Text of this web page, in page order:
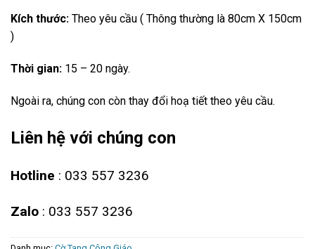
Kích thước: Theo yêu cầu ( Thông thường là 80cm X 150cm
)
Thời gian: 15 – 20 ngày.
Ngoài ra, chúng con còn thay đổi hoạ tiết theo yêu cầu.
Liên hệ với chúng con
Hotline : 033 557 3236
Zalo : 033 557 3236